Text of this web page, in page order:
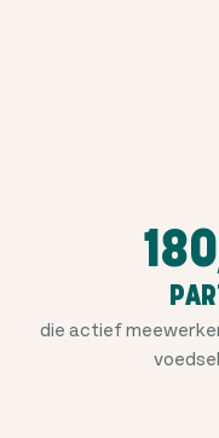
die actief